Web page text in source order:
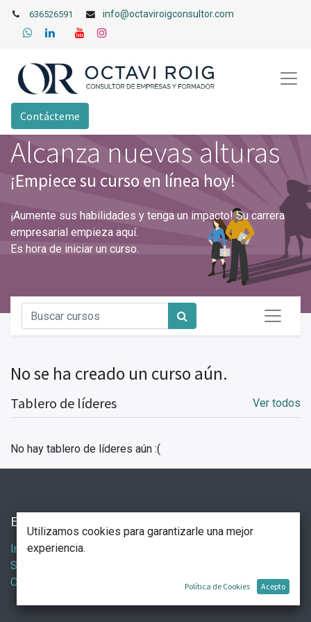
636526591 info@octaviroigconsultor.com
Contácteme
Alcanza nuevas alturas
¡Empiece su curso en línea hoy!
¡Aumente sus habilidades y tenga un impacto! Su carrera
empresarial empieza aquí.
Es hora de iniciar un curso.
Ver todos
Tablero de líderes
No hay tablero de líderes aún :(
No se ha creado un curso aún.
Enlaces de Interés
Inicio
Servicios
Contáctenos
Utilizamos cookies para garantizarle una mejor
experiencia.
Política de Cookies Acepto